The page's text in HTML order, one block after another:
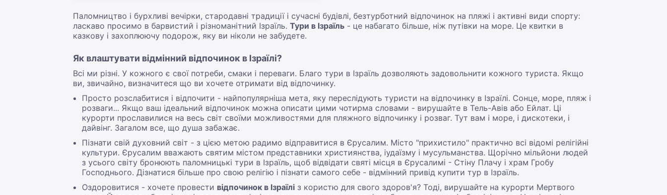
Паломництво і бурхливі вечірки, стародавні традиції і сучасні будівлі, безтурботний відпочинок на пляжі і активні види спорту:
ласкаво просимо в барвистий і різноманітний Ізраїль. Тури в Ізраїль - це набагато більше, ніж путівки на море. Це квитки в
казкову і захоплюючу подорож, яку ви ніколи не забудете.
Як влаштувати відмінний відпочинок в Ізраїлі?
Всі ми різні. У кожного є свої потреби, смаки і переваги. Благо тури в Ізраїль дозволяють задовольнити кожного туриста. Якщо
ви, звичайно, визначитеся що ви хочете отримати від відпочинку.
Просто розслабитися і відпочити - найпопулярніша мета, яку переслідують туристи на відпочинку в Ізраїлі. Сонце, море, пляж і
розваги... Якщо ваш ідеальний відпочинок можна описати цими чотирма словами - вирушайте в Тель-Авів або Ейлат. Ці
курорти прославилися на весь світ своїми можливостями для пляжного відпочинку і розваг. Тут вам і море, і дискотеки, і
дайвінг. Загалом все, що душа забажає.
Пізнати свій духовний світ - з цією метою радимо відправитися в Єрусалим. Місто "прихистило" практично всі відомі релігійні
культури. Єрусалим вважають святим містом представники християнства, іудаїзму і мусульманства. Щорічно мільйони людей
з усього світу бронюють паломницькі тури в Ізраїль, щоб відвідати святі місця в Єрусалимі - Стіну Плачу і храм Гробу
Господнього. Дізнатися більше про свою релігію і пізнати самого себе - відмінний привід купити тур в Ізраїль.
Оздоровитися - хочете провести відпочинок в Ізраїлі з користю для свого здоров'я? Тоді, вирушайте на курорти Мертвого